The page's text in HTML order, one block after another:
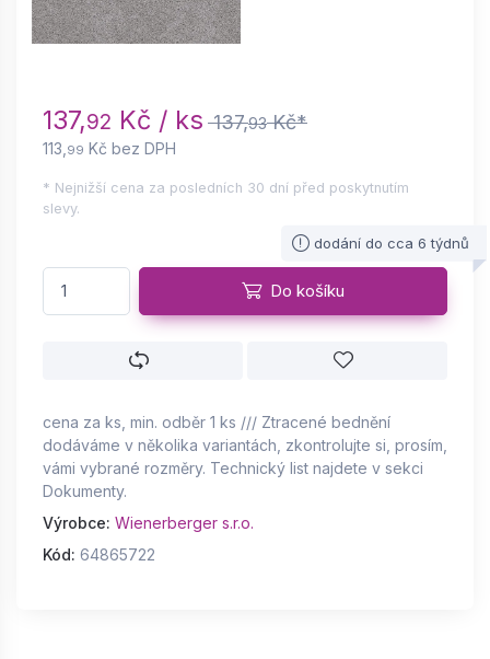
137,92 Kč / ks 137,93Kč*
113, 99 Kč bez DPH
* Nejnižší cena za posledních 30 dní před poskytnutím
slevy.
dodání do cca 6 týdnů
Do košíku
cena za ks, min. odběr 1 ks /// Ztracené bednění
dodáváme v několika variantách, zkontrolujte si, prosím,
vámi vybrané rozměry. Technický list najdete v sekci
Dokumenty.
Výrobce: Wienerberger s.r.o.
Kód: 64865722